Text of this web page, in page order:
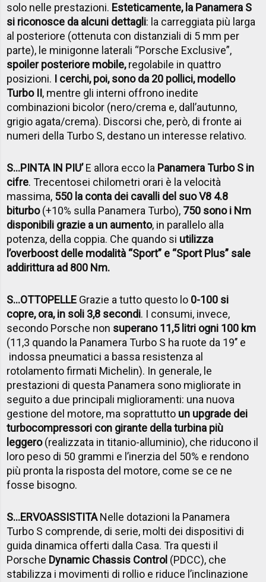
solo nelle prestazioni. Esteticamente, la Panamera S
si riconosce da alcuni dettagli: la carreggiata più larga
al posteriore (ottenuta con distanziali di 5 mm per
parte), le minigonne laterali “Porsche Exclusive”,
spoiler posteriore mobile,regolabile in quattro
posizioni. I cerchi, poi, sono da 20 pollici, modello
Turbo II, mentre gli interni offrono inedite
combinazioni bicolor (nero/crema e, dall’autunno,
grigio agata/crema). Discorsi che, però, di fronte ai
numeri della Turbo S, destano un interesse relativo.
S…PINTA IN PIU’E allora ecco la Panamera Turbo S in
cifre. Trecentosei chilometri orari è la velocità
massima, 550 la conta dei cavalli del suo V8 4.8
biturbo(+10% sulla Panamera Turbo), 750 sono i Nm
disponibili grazie a un aumento, in parallelo alla
potenza, della coppia. Che quando si utilizza
l’overboost delle modalità “Sport” e “Sport Plus” sale
addirittura ad 800 Nm.
S…OTTOPELLE Grazie a tutto questo lo 0-100 si
copre, ora, in soli 3,8 secondi. I consumi, invece,
secondo Porsche non superano 11,5 litri ogni 100 km
(11,3 quando la Panamera Turbo S ha ruote da 19’’ e
indossa pneumatici a bassa resistenza al
rotolamento firmati Michelin). In generale, le
prestazioni di questa Panamera sono migliorate in
seguito a due principali miglioramenti: una nuova
gestione del motore, ma soprattutto un upgrade dei
turbocompressori con girante della turbina più
leggero(realizzata in titanio-alluminio), che riducono il
loro peso di 50 grammi e l’inerzia del 50% e rendono
più pronta la risposta del motore, come se ce ne
fosse bisogno.
S…ERVOASSISTITANelle dotazioni la Panamera
Turbo S comprende, di serie, molti dei dispositivi di
guida dinamica offerti dalla Casa. Tra questi il
Porsche Dynamic Chassis Control (PDCC), che
stabilizza i movimenti di rollio e riduce l’inclinazione